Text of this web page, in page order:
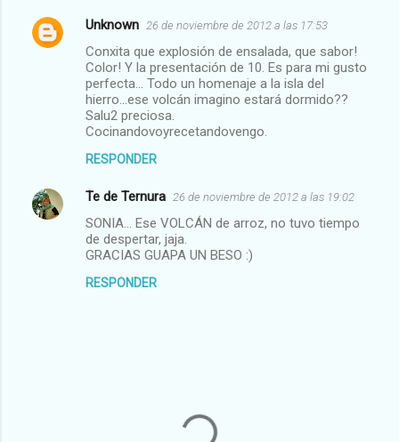
Unknown 26 de noviembre de 2012 a las 17:53
Conxita que explosión de ensalada, que sabor!
Color! Y la presentación de 10. Es para mi gusto
perfecta... Todo un homenaje a la isla del
hierro...ese volcán imagino estará dormido??
Salu2 preciosa.
Cocinandovoyrecetandovengo.
RESPONDER
Te de Ternura 26 de noviembre de 2012 a las 19:02
SONIA... Ese VOLCÁN de arroz, no tuvo tiempo
de despertar, jaja.
GRACIAS GUAPA UN BESO :)
RESPONDER